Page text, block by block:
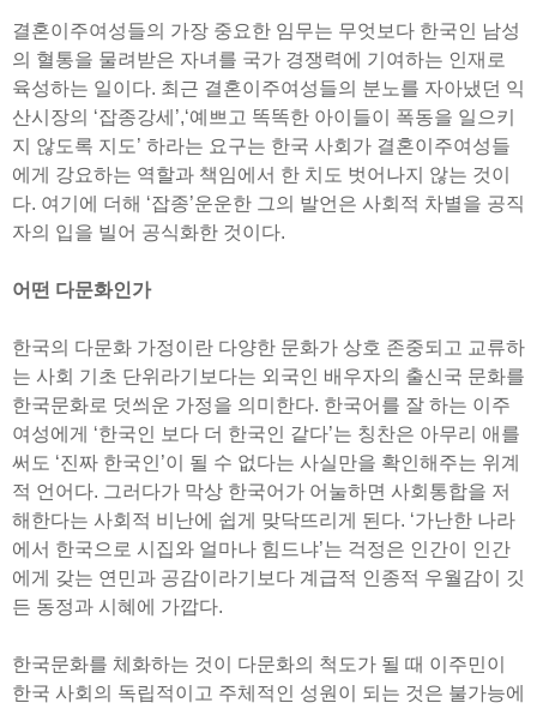
결혼이주여성들의 가장 중요한 임무는 무엇보다 한국인 남성
의 혈통을 물려받은 자녀를 국가 경쟁력에 기여하는 인재로
육성하는 일이다. 최근 결혼이주여성들의 분노를 자아냈던 익
산시장의 ‘잡종강세’,‘예쁘고 똑똑한 아이들이 폭동을 일으키
지 않도록 지도’ 하라는 요구는 한국 사회가 결혼이주여성들
에게 강요하는 역할과 책임에서 한 치도 벗어나지 않는 것이
다. 여기에 더해 ‘잡종’운운한 그의 발언은 사회적 차별을 공직
자의 입을 빌어 공식화한 것이다.
어떤 다문화인가
한국의 다문화 가정이란 다양한 문화가 상호 존중되고 교류하
는 사회 기초 단위라기보다는 외국인 배우자의 출신국 문화를
한국문화로 덧씌운 가정을 의미한다. 한국어를 잘 하는 이주
여성에게 ‘한국인 보다 더 한국인 같다’는 칭찬은 아무리 애를
써도 ‘진짜 한국인’이 될 수 없다는 사실만을 확인해주는 위계
적 언어다. 그러다가 막상 한국어가 어눌하면 사회통합을 저
해한다는 사회적 비난에 쉽게 맞닥뜨리게 된다. ‘가난한 나라
에서 한국으로 시집와 얼마나 힘드냐’는 걱정은 인간이 인간
에게 갖는 연민과 공감이라기보다 계급적 인종적 우월감이 깃
든 동정과 시혜에 가깝다.
한국문화를 체화하는 것이 다문화의 척도가 될 때 이주민이
한국 사회의 독립적이고 주체적인 성원이 되는 것은 불가능에